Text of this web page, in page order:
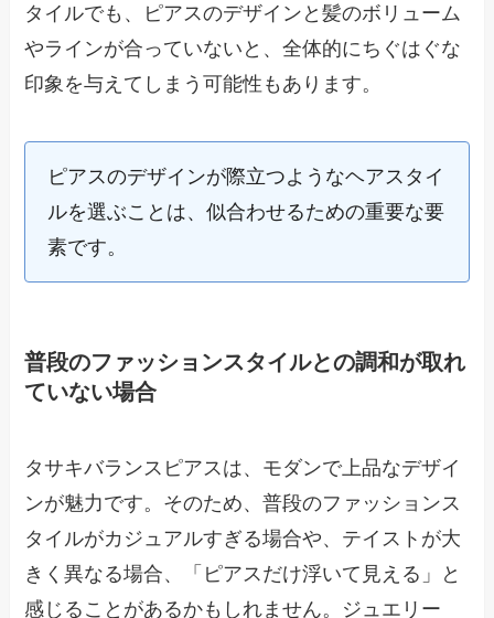
タイルでも、ピアスのデザインと髪のボリューム
やラインが合っていないと、全体的にちぐはぐな
印象を与えてしまう可能性もあります。
ピアスのデザインが際立つようなヘアスタイ
ルを選ぶことは、似合わせるための重要な要
素です。
普段のファッションスタイルとの調和が取れ
ていない場合
タサキバランスピアスは、モダンで上品なデザイ
ンが魅力です。そのため、普段のファッションス
タイルがカジュアルすぎる場合や、テイストが大
きく異なる場合、「ピアスだけ浮いて見える」と
感じることがあるかもしれません。ジュエリー